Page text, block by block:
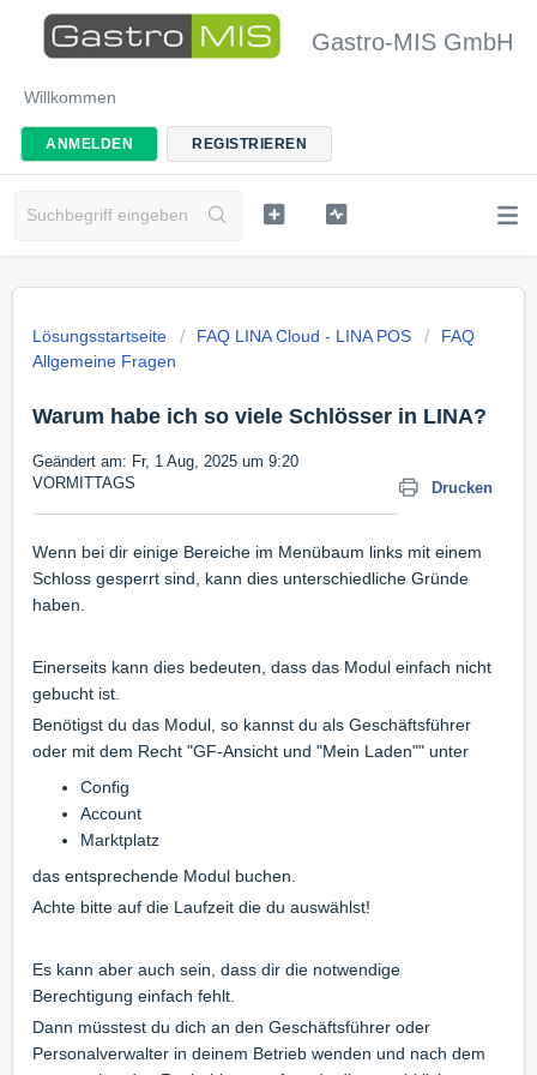
Gastro-MIS GmbH
Willkommen
ANMELDEN REGISTRIEREN
Lösungsstartseite FAQ LINA Cloud - LINA POS
FAQ
Allgemeine Fragen
Warum habe ich so viele Schlösser in LINA?
Drucken
Geändert am: Fr, 1 Aug, 2025 um 9:20
VORMITTAGS
Wenn bei dir einige Bereiche im Menübaum links mit einem
Schloss gesperrt sind, kann dies unterschiedliche Gründe
haben.
Einerseits kann dies bedeuten, dass das Modul einfach nicht
gebucht ist.
Benötigst du das Modul, so kannst du als Geschäftsführer
oder mit dem Recht "GF-Ansicht und "Mein Laden"" unter
Config
Account
Marktplatz
das entsprechende Modul buchen.
Achte bitte auf die Laufzeit die du auswählst!
Es kann aber auch sein, dass dir die notwendige
Berechtigung einfach fehlt.
Dann müsstest du dich an den Geschäftsführer oder
Personalverwalter in deinem Betrieb wenden und nach dem